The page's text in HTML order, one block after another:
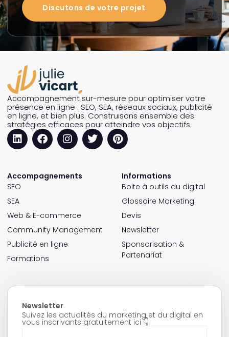
Discutons de votre projet
Accompagnement sur-mesure pour optimiser votre
présence en ligne : SEO, SEA, réseaux sociaux, publicité
en ligne, et bien plus. Construisons ensemble des
stratégies efficaces pour atteindre vos objectifs.
Accompagnements
SEO
SEA
Web & E-commerce
Community Management
Publicité en ligne
Formations
Informations
Boite à outils du digital
Glossaire Marketing
Devis
Newsletter
Sponsorisation &
Partenariat
Newsletter
Suivez les actualités du marketing et du digital en
vous inscrivants gratuitement ici 👇